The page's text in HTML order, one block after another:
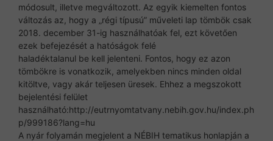
módosult, illetve megváltozott. Az egyik kiemelten fontos
változás az, hogy a „régi típusú” műveleti lap tömbök csak
2018. december 31-ig használhatóak fel, ezt követően
ezek befejezését a hatóságok felé
haladéktalanul be kell jelenteni. Fontos, hogy ez azon
tömbökre is vonatkozik, amelyekben nincs minden oldal
kitöltve, vagy akár teljesen üresek. Ehhez a megszokott
bejelentési felület
használható:http://eutrnyomtatvany.nebih.gov.hu/index.ph
p/999186?lang=hu
A nyár folyamán megjelent a NÉBIH tematikus honlapján a